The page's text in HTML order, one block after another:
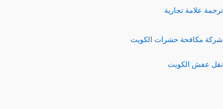
ترجمة علامة تجارية
شركة مكافحة حشرات الكويت
نقل عفش الكويت